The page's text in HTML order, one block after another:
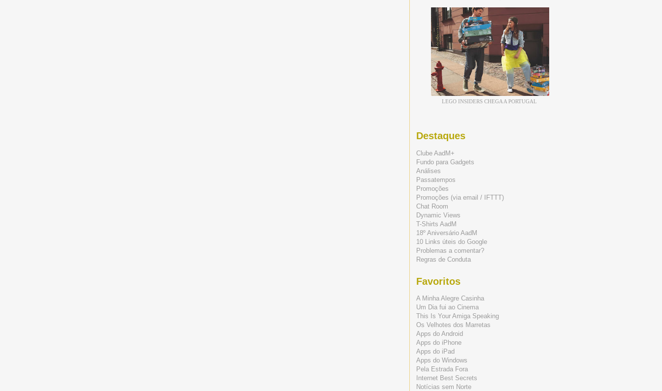
LEGO INSIDERS CHEGA A PORTUGAL
Destaques
Clube AadM+
Fundo para Gadgets
Análises
Passatempos
Promoções
Promoções (via email / IFTTT)
Chat Room
Dynamic Views
T-Shirts AadM
18º Aniversário AadM
10 Links úteis do Google
Problemas a comentar?
Regras de Conduta
Favoritos
A Minha Alegre Casinha
Um Dia fui ao Cinema
This Is Your Amiga Speaking
Os Velhotes dos Marretas
Apps do Android
Apps do iPhone
Apps do iPad
Apps do Windows
Pela Estrada Fora
Internet Best Secrets
Notícias sem Norte